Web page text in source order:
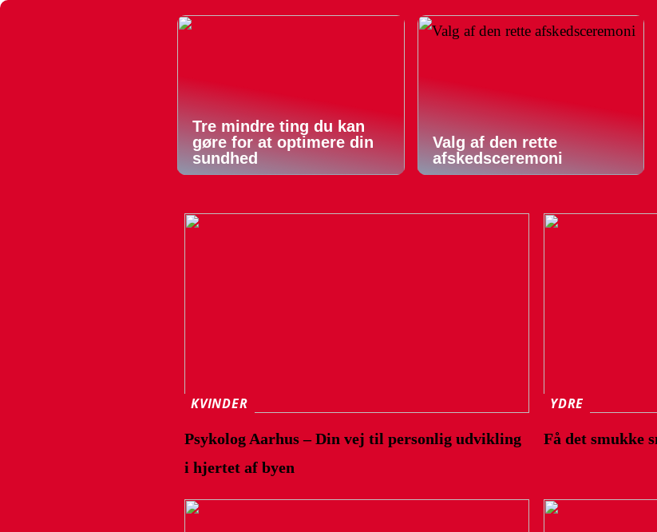
Tre mindre ting du kan
gøre for at optimere din
sundhed
Valg af den rette
afskedsceremoni
KVINDER
Psykolog Aarhus – Din vej til personlig udvikling
i hjertet af byen
YDRE
Få det smukke